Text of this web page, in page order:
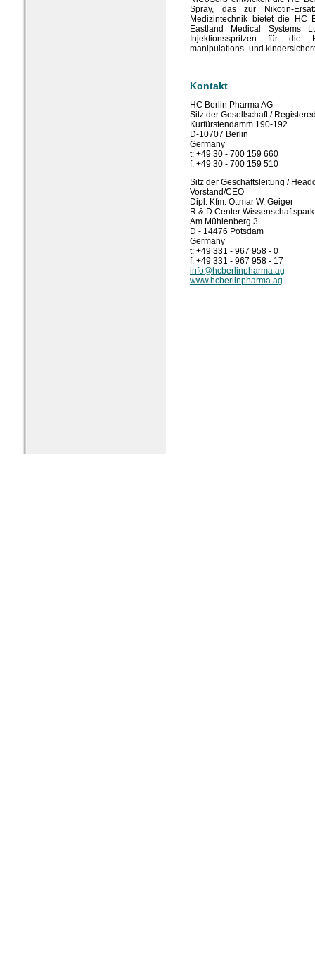
Spray, das zur Nikotin-
Medizintechnik bietet die HC
Eastland Medical
Injektionsspritzen für die
manipulations- und
Kontakt
HC Berlin Pharma AG
Sitz der Gesellschaft /
Kurfürstendamm 190-192
D-10707 Berlin
Germany
t: +49 30 - 700 159 660
f: +49 30 - 700 159 510
Sitz der Geschäftsleitung /
Vorstand/CEO
Dipl. Kfm. Ottmar W. Geiger
R & D Center
Am Mühlenberg 3
D - 14476 Potsdam
Germany
t: +49 331 - 967 958 - 0
f: +49 331 - 967 958 - 17
info@hcberlinpharma.ag
www.hcberlinpharma.ag